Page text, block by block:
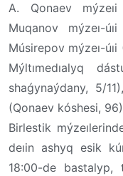
A. Qonaev
Muqanov mýzeı-
Músirepov mýzeı-
Mýltımedıalyq
shaǵynaýdany, 5/
(Qonaev kóshesi,
Birlestik
deıin ashyq esik
18:00-de bastalyp,